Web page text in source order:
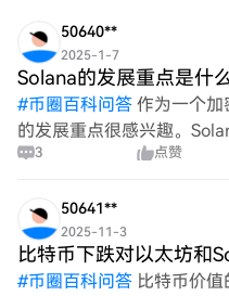
50640**
2025-1-7
Solana的发展重点是什么
#币圈百科问答 作为一个加
的发展重点很感兴趣。
的关键优先事项是什么？
3 点赞
50641**
2025-11-3
比特币下跌对以太坊和
#币圈百科问答 比特币价